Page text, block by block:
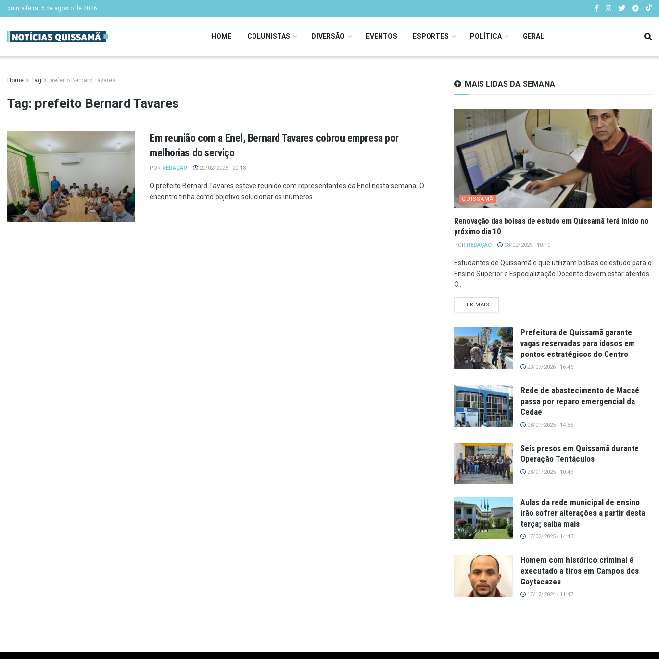
quinta-feira, 6 de agosto de 2026
HOME COLUNISTAS DIVERSÃO EVENTOS ESPORTES POLÍTICA GERAL
Home Tag prefeito Bernard Tavares
Tag: prefeito Bernard Tavares
Em reunião com a Enel, Bernard Tavares cobrou empresa por
melhorias do serviço
POR REDAÇÃO 20/02/2025 - 20:18
O prefeito Bernard Tavares esteve reunido com representantes da Enel nesta semana. O
encontro tinha como objetivo solucionar os inúmeros ...
MAIS LIDAS DA SEMANA
QUISSAMÃ
Renovação das bolsas de estudo em Quissamã terá início no
próximo dia 10
POR REDAÇÃO 08/02/2025 - 10:10
Estudantes de Quissamã e que utilizam bolsas de estudo para o
Ensino Superior e Especialização Docente devem estar atentos.
O...
LER MAIS
Prefeitura de Quissamã garante
vagas reservadas para idosos em
pontos estratégicos do Centro
23/07/2026 - 16:46
Rede de abastecimento de Macaé
passa por reparo emergencial da
Cedae
08/01/2025 - 14:55
Seis presos em Quissamã durante
Operação Tentáculos
28/01/2025 - 10:49
Aulas da rede municipal de ensino
irão sofrer alterações a partir desta
terça; saiba mais
17/02/2025 - 14:43
Homem com histórico criminal é
executado a tiros em Campos dos
Goytacazes
17/12/2024 - 11:47